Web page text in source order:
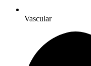
Vascular